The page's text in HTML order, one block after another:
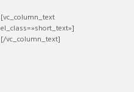
[vc_column_text
el_class=»short_text»]
[/vc_column_text]